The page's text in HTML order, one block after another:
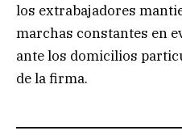
los extrabajadores
marchas constantes en
ante los domicilios
de la firma.